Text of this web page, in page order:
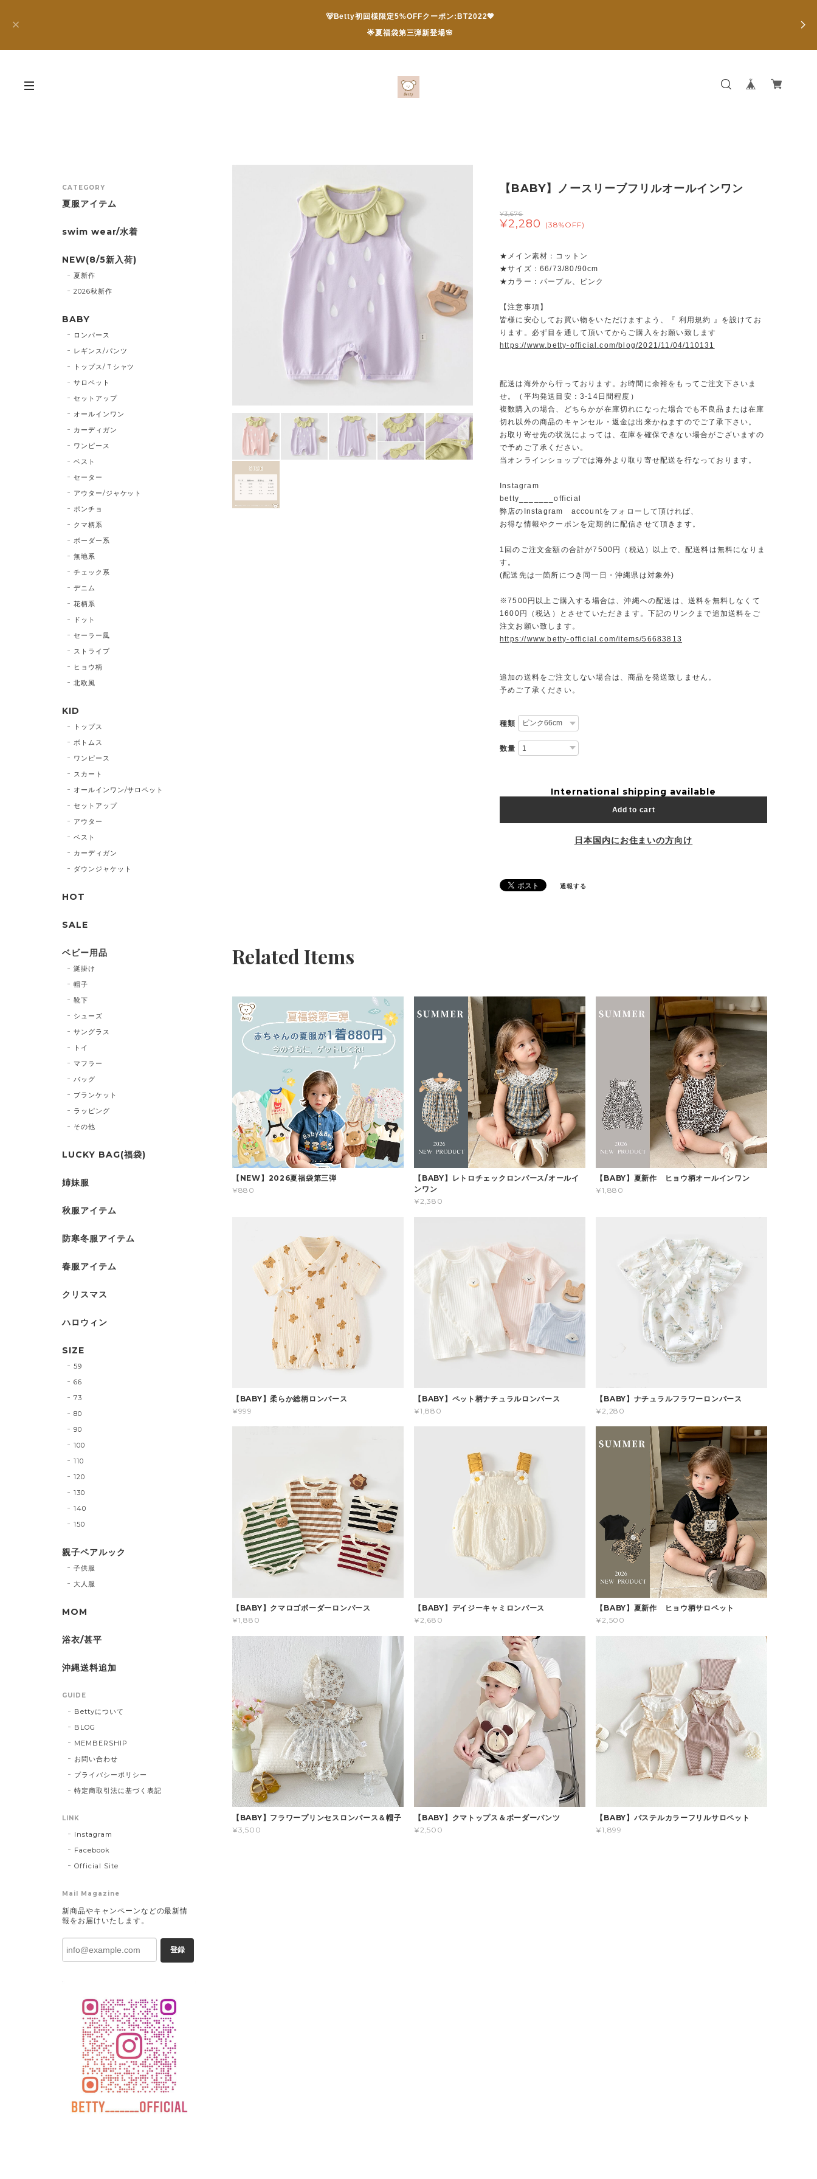
🐻Betty初回様限定5%OFFクーポン:BT2022💖
🌟夏福袋第三弾新登場🌸
【BABY】ノースリーブフリルオールインワン
¥3,676
¥2,280 (38%OFF)
★メイン素材：コットン
★サイズ：66/73/80/90cm
★カラー：パープル、ピンク
【注意事項】
皆様に安心してお買い物をいただけますよう、『 利用規約 』を設けてお
ります。必ず目を通して頂いてからご購入をお願い致します
https://www.betty-official.com/blog/2021/11/04/110131
配送は海外から行っております。お時間に余裕をもってご注文下さいま
せ。（平均発送目安：3-14日間程度）
複数購入の場合、どちらかが在庫切れになった場合でも不良品または在庫
切れ以外の商品のキャンセル・返金は出来かねますのでご了承下さい。
お取り寄せ先の状況によっては、在庫を確保できない場合がございますの
で予めご了承ください。
当オンラインショップでは海外より取り寄せ配送を行なっております。
Instagram
betty_______official
弊店のInstagram accountをフォローして頂ければ、
お得な情報やクーポンを定期的に配信させて頂きます。
1回のご注文金額の合計が7500円（税込）以上で、配送料は無料になりま
す。
(配送先は一箇所につき同一日・沖縄県は対象外)
※7500円以上ご購入する場合は、沖縄への配送は、送料を無料しなくて
1600円（税込）とさせていただきます。下記のリンクまで追加送料をご
注文お願い致します。
https://www.betty-official.com/items/56683813
追加の送料をご注文しない場合は、商品を発送致しません。
予めご了承ください。
種類
数量
International shipping available
Add to cart
日本国内にお住まいの方向け
通報する
Related Items
【NEW】2026夏福袋第三弾
¥880
【BABY】レトロチェックロンパース/オールイ
ンワン
¥2,380
【BABY】夏新作 ヒョウ柄オールインワン
¥1,880
【BABY】柔らか総柄ロンパース
¥999
【BABY】ペット柄ナチュラルロンパース
¥1,880
【BABY】ナチュラルフラワーロンパース
¥2,280
【BABY】クマロゴボーダーロンパース
¥1,880
【BABY】デイジーキャミロンパース
¥2,680
【BABY】夏新作 ヒョウ柄サロペット
¥2,500
【BABY】フラワープリンセスロンパース＆帽子
¥3,500
【BABY】クマトップス＆ボーダーパンツ
¥2,500
【BABY】パステルカラーフリルサロペット
¥1,899
CATEGORY
夏服アイテム
swim wear/水着
NEW(8/5新入荷)
夏新作
2026秋新作
BABY
ロンパース
レギンス/パンツ
トップス/Ｔシャツ
サロペット
セットアップ
オールインワン
カーディガン
ワンピース
ベスト
セーター
アウター/ジャケット
ポンチョ
クマ柄系
ボーダー系
無地系
チェック系
デニム
花柄系
ドット
セーラー風
ストライプ
ヒョウ柄
北欧風
KID
トップス
ボトムス
ワンピース
スカート
オールインワン/サロペット
セットアップ
アウター
ベスト
カーディガン
ダウンジャケット
HOT
SALE
ベビー用品
涎掛け
帽子
靴下
シューズ
サングラス
トイ
マフラー
バッグ
ブランケット
ラッピング
その他
LUCKY BAG(福袋)
姉妹服
秋服アイテム
防寒冬服アイテム
春服アイテム
クリスマス
ハロウィン
SIZE
59
66
73
80
90
100
110
120
130
140
150
親子ペアルック
子供服
大人服
MOM
浴衣/甚平
沖縄送料追加
GUIDE
Bettyについて
BLOG
MEMBERSHIP
お問い合わせ
プライバシーポリシー
特定商取引法に基づく表記
LINK
Instagram
Facebook
Official Site
Mail Magazine
新商品やキャンペーンなどの最新情
報をお届けいたします。
登録